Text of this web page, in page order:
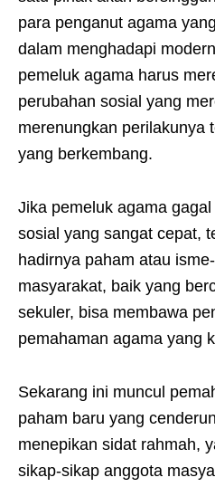
para penganut agama
dalam menghadapi
pemeluk agama harus
perubahan sosial yang
merenungkan perilakunya
yang berkembang.
Jika pemeluk agama
sosial yang sangat cepat,
hadirnya paham atau
masyarakat, baik yang
sekuler, bisa membawa
pemahaman agama yang
Sekarang ini muncul
paham baru yang
menepikan sidat rahmah,
sikap-sikap anggota